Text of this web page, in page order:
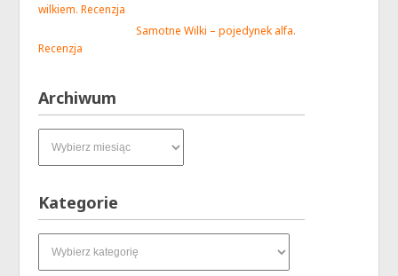
wilkiem. Recenzja
Samotne Wilki – pojedynek alfa.
Recenzja
Archiwum
Kategorie